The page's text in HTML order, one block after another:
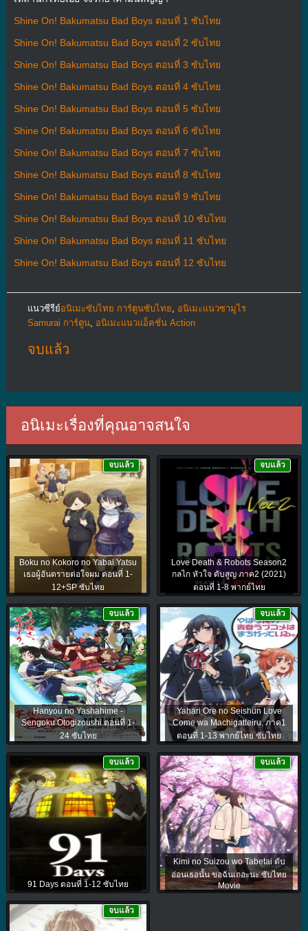
Shine On! Bakumatsu Bad Boys ตอนที่ 1 ซับไทย
Shine On! Bakumatsu Bad Boys ตอนที่ 2 ซับไทย
Shine On! Bakumatsu Bad Boys ตอนที่ 3 ซับไทย
Shine On! Bakumatsu Bad Boys ตอนที่ 4 ซับไทย
Shine On! Bakumatsu Bad Boys ตอนที่ 5 ซับไทย
Shine On! Bakumatsu Bad Boys ตอนที่ 6 ซับไทย
Shine On! Bakumatsu Bad Boys ตอนที่ 7 ซับไทย
Shine On! Bakumatsu Bad Boys ตอนที่ 8 ซับไทย
Shine On! Bakumatsu Bad Boys ตอนที่ 9 ซับไทย
Shine On! Bakumatsu Bad Boys ตอนที่ 10 ซับไทย
Shine On! Bakumatsu Bad Boys ตอนที่ 11 ซับไทย
Shine On! Bakumatsu Bad Boys ตอนที่ 12 ซับไทย
แนวซีรีย์อนิเมะซับไทย การ์ตูนซับไทย
อนิเมะแนวซามูไร
Samurai การ์ตูน, อนิเมะแนวแอ็คชั่น Action
จบแล้ว
อนิเมะเรื่องที่คุณอาจสนใจ
Boku no Kokoro no Yabai Yatsu
เธอผู้อันตรายต่อใจผม ตอนที่ 1-
12+SP ซับไทย
จบแล้ว
Love Death & Robots Season2
กลไก หัวใจ ดับสูญ ภาค2 (2021)
ตอนที่ 1-8 พากย์ไทย
จบแล้ว
Hanyou no Yashahime -
Sengoku Otogizoushi ตอนที่ 1-
24 ซับไทย
จบแล้ว
Yahari Ore no Seishun Love
Come wa Machigatteiru. ภาค1
ตอนที่ 1-13 พากย์ไทย ซับไทย
จบแล้ว
91 Days ตอนที่ 1-12 ซับไทย
จบแล้ว
Kimi no Suizou wo Tabetai ตับ
อ่อนเธอนั้น ขอฉันเถอะนะ ซับไทย
Movie
จบแล้ว
จบแล้ว